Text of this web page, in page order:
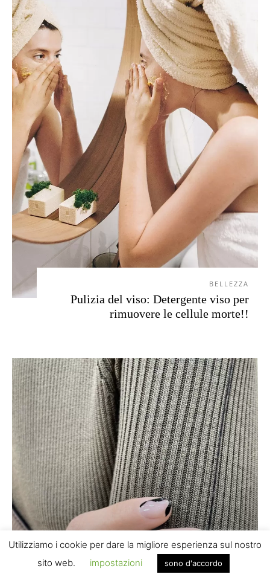
BELLEZZA
Pulizia del viso: Detergente viso per
rimuovere le cellule morte!!
Utilizziamo i cookie per dare la migliore esperienza sul nostro
sito web.
impostazioni sono d'accordo